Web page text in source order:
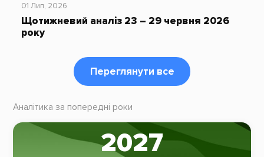
01 Лип, 2026
Щотижневий аналіз 23 – 29 червня 2026
року
Переглянути все
Аналітика за попередні роки
2027